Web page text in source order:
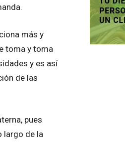
más y
toma y toma
y es así
de las
pues
largo de la